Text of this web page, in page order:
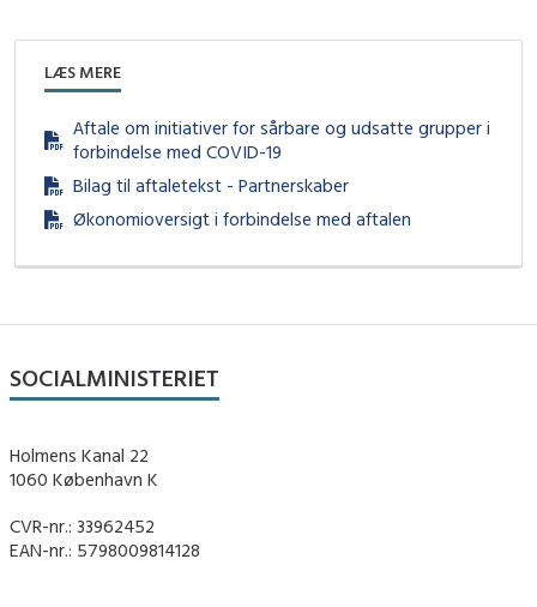
LÆS MERE
Aftale om initiativer for sårbare og udsatte grupper i
forbindelse med COVID-19
Bilag til aftaletekst - Partnerskaber
Økonomioversigt i forbindelse med aftalen
SOCIALMINISTERIET
Holmens Kanal 22
1060 København K
CVR-nr.: 33962452
EAN-nr.: 5798009814128